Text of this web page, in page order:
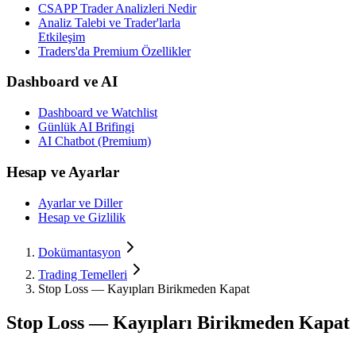
CSAPP Trader Analizleri Nedir
Analiz Talebi ve Trader'larla
Etkileşim
Traders'da Premium Özellikler
Dashboard ve AI
Dashboard ve Watchlist
Günlük AI Brifingi
AI Chatbot (Premium)
Hesap ve Ayarlar
Ayarlar ve Diller
Hesap ve Gizlilik
Dokümantasyon
Trading Temelleri
Stop Loss — Kayıpları Birikmeden Kapat
Stop Loss — Kayıpları Birikmeden Kapat